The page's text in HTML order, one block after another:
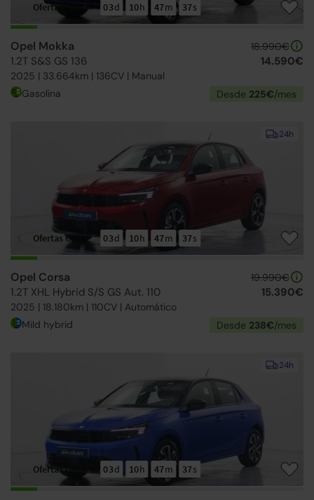
Ofertas Opel 03d 10h 47m 36s
Opel Mokka
1.2T S&S GS 136
2025 | 33.664km | 136CV | Manual
18.990€
14.590€
Gasolina Desde 225€/mes
24h
Ofertas Opel 03d 10h 47m 36s
Opel Corsa
1.2T XHL Hybrid S/S GS Aut. 110
2025 | 18.180km | 110CV | Automático
19.990€
15.390€
Mild hybrid Desde 238€/mes
24h
Ofertas Opel 03d 10h 47m 36s